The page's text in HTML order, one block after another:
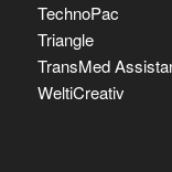
TechnoPac
Triangle
TransMed
WeltiCreativ